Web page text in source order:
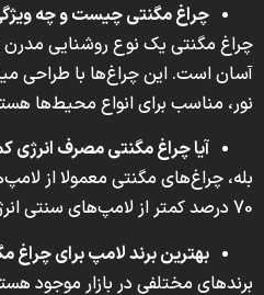
چراغ مگنتی چیست و چه
چراغ مگنتی یک نوع روشنایی
آسان است. این چراغ‌ها با طراحی
نور، مناسب برای انواع محیط‌ها
آیا چراغ مگنتی مصرف انرژی
70 درصد کمتر از لامپ‌های سنتی انرژی مصرف می‌کنند.
بهترین برند لامپ برای
برندهای مختلفی در بازار موجود